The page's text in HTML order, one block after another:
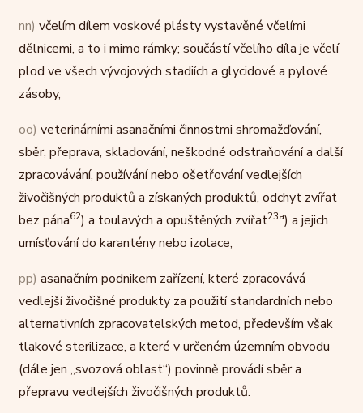
nn) včelím dílem voskové plásty vystavěné včelími
dělnicemi, a to i mimo rámky; součástí včelího díla je včelí
plod ve všech vývojových stadiích a glycidové a pylové
zásoby,
oo) veterinárními asanačními činnostmi shromažďování,
sběr, přeprava, skladování, neškodné odstraňování a další
zpracovávání, používání nebo ošetřování vedlejších
živočišných produktů a získaných produktů, odchyt zvířat
bez pána62) a toulavých a opuštěných zvířat23a) a jejich
umísťování do karantény nebo izolace,
pp) asanačním podnikem zařízení, které zpracovává
vedlejší živočišné produkty za použití standardních nebo
alternativních zpracovatelských metod, především však
tlakové sterilizace, a které v určeném územním obvodu
(dále jen „svozová oblast“) povinně provádí sběr a
přepravu vedlejších živočišných produktů.